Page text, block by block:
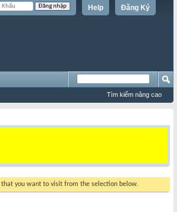
Đăng Ký
Help
Tìm kiếm nâng cao
you want to visit from the selection below.